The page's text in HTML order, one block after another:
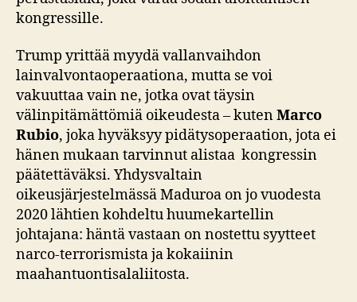
kongressille.
Trump yrittää myydä vallanvaihdon
lainvalvontaoperaationa, mutta se voi
vakuuttaa vain ne, jotka ovat täysin
välinpitämättömiä oikeudesta – kutenMarco
Rubio, joka hyväksyy pidätysoperaation, jota ei
hänen mukaan tarvinnut alistaa kongressin
päätettäväksi. Yhdysvaltain
oikeusjärjestelmässä Maduroa on jo vuodesta
2020 lähtien kohdeltu huumekartellin
johtajana: häntä vastaan on nostettu syytteet
narco‑terrorismista ja kokaiinin
maahantuontisalaliitosta.